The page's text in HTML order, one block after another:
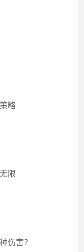
略
限
伤害？